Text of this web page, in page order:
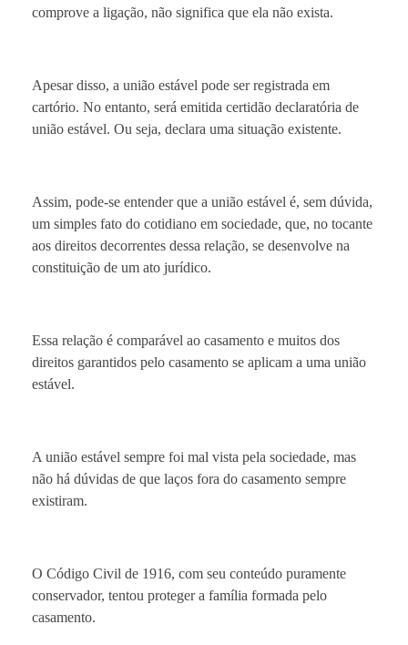
comprove a ligação, não significa que ela não exista.
Apesar disso, a união estável pode ser registrada em
cartório. No entanto, será emitida certidão declaratória de
união estável. Ou seja, declara uma situação existente.
Assim, pode-se entender que a união estável é, sem dúvida,
um simples fato do cotidiano em sociedade, que, no tocante
aos direitos decorrentes dessa relação, se desenvolve na
constituição de um ato jurídico.
Essa relação é comparável ao casamento e muitos dos
direitos garantidos pelo casamento se aplicam a uma união
estável.
A união estável sempre foi mal vista pela sociedade, mas
não há dúvidas de que laços fora do casamento sempre
existiram.
O Código Civil de 1916, com seu conteúdo puramente
conservador, tentou proteger a família formada pelo
casamento.